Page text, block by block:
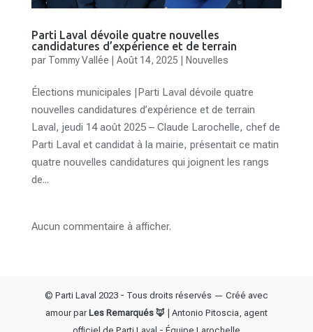
Parti Laval dévoile quatre nouvelles
candidatures d’expérience et de terrain
par Tommy Vallée Août 14, 2025 Nouvelles
Élections municipales |Parti Laval dévoile quatre
nouvelles candidatures d’expérience et de terrain
Laval, jeudi 14 août 2025 – Claude Larochelle, chef de
Parti Laval et candidat à la mairie, présentait ce matin
quatre nouvelles candidatures qui joignent les rangs
de...
Aucun commentaire à afficher.
© Parti Laval 2023 - Tous droits réservés — Créé avec
amour parLes Remarqués 🦊 | Antonio Pitoscia, agent